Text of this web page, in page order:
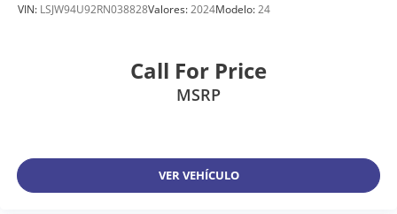
VIN: LSJW94U92RN038828Valores:2024Modelo:24
Call For Price
MSRP
VER VEHÍCULO